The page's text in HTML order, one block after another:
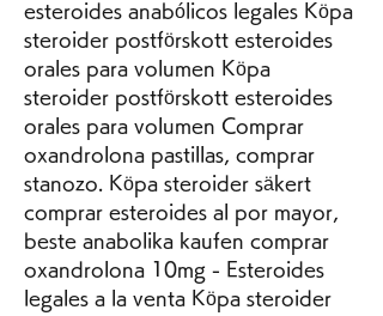
esteroides anabólicos legales Köpa
steroider postförskott esteroides
orales para volumen Köpa
steroider postförskott esteroides
orales para volumen Comprar
oxandrolona pastillas, comprar
stanozo. Köpa steroider säkert
comprar esteroides al por mayor,
beste anabolika kaufen comprar
oxandrolona 10mg - Esteroides
legales a la venta Köpa steroider